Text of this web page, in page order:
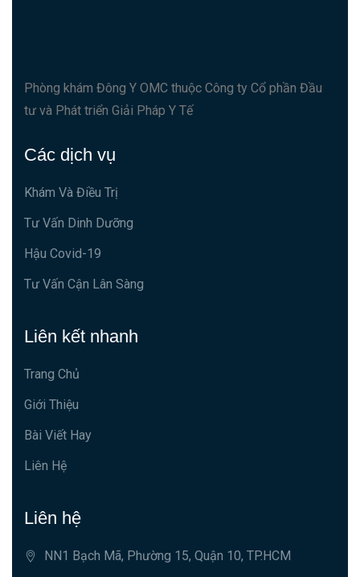
Phòng khám Đông Y OMC thuộc Công ty Cổ phần Đầu
tư và Phát triển Giải Pháp Y Tế
Các dịch vụ
Khám Và Điều Trị
Tư Vấn Dinh Dưỡng
Hậu Covid-19
Tư Vấn Cận Lân Sàng
Liên kết nhanh
Trang Chủ
Giới Thiệu
Bài Viết Hay
Liên Hệ
Liên hệ
NN1 Bạch Mã, Phường 15, Quận 10, TP.HCM